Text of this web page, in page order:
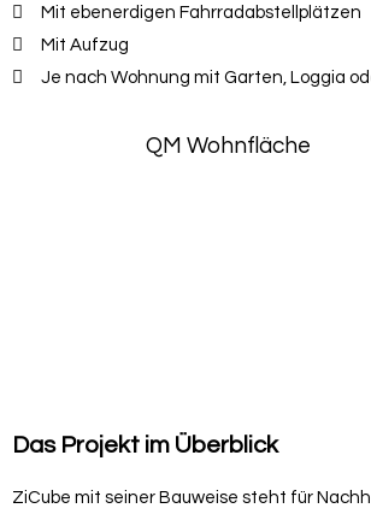
Mit ebenerdigen Fahrradabstellplätzen
Mit Aufzug
Je nach Wohnung mit Garten, Loggia
QM Wohnfläche​
Das Projekt im Überblick
ZiCube mit seiner Bauweise steht für